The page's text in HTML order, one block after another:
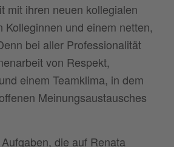
mit ihren neuen kollegialen
Kolleginnen und einem netten,
bei aller Professionalität
von Respekt,
einem Teamklima, in dem
Meinungsaustausches
die auf Renata